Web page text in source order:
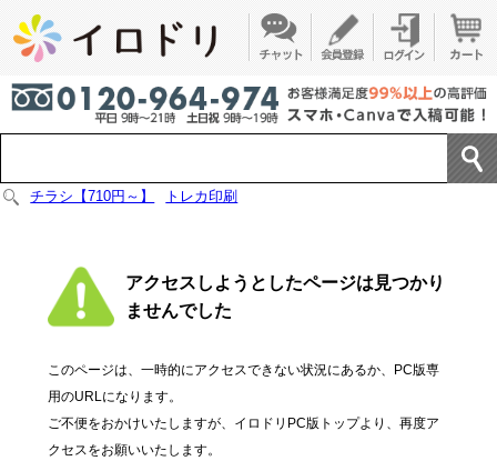
チラシ【710円～】 トレカ印刷
アクセスしようとしたページは見つかり
ませんでした
このページは、一時的にアクセスできない状況にあるか、PC版専
用のURLになります。
ご不便をおかけいたしますが、イロドリPC版トップより、再度ア
クセスをお願いいたします。